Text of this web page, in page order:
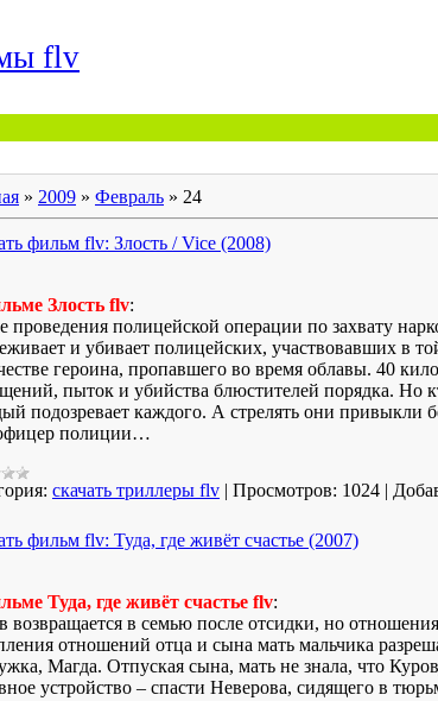
flv
» 2009 » Февраль » 24
фильм flv: Злость / Vice (2008)
Злость flv:
проведения полицейской операции по захвату
и убивает полицейских, участвовавших в
героина, пропавшего во время облавы. 40
пыток и убийства блюстителей порядка. Но
подозревает каждого. А стрелять они привыкли
полиции…
скачать триллеры flv | Просмотров: 1024 |
фильм flv: Туда, где живёт счастье (2007)
Туда, где живёт счастье flv:
возвращается в семью после отсидки, но
отношений отца и сына мать мальчика
Магда. Отпуская сына, мать не знала, что
устройство – спасти Неверова, сидящего в